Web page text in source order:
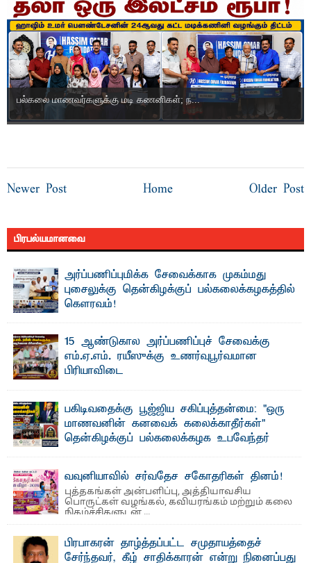
பல்கலை மாணவர்களுக்கு மடி கணனிகள்; ந...
Newer Post Older Post
Home
பிரபல்யமானவை
அர்ப்பணிப்புமிக்க சேவைக்காக முகம்மது
புசைலுக்கு தென்கிழக்குப் பல்கலைக்கழகத்தில்
கௌரவம்!
15 ஆண்டுகால அர்ப்பணிப்புச் சேவைக்கு
எம்.ஏ.எம். ரயீஸுக்கு உணர்வுபூர்வமான
பிரியாவிடை
பகிடிவதைக்கு பூஜ்ஜிய சகிப்புத்தன்மை: "ஒரு
மாணவனின் கனவைக் கலைக்காதீர்கள்" –
தென்கிழக்குப் பல்கலைக்கழக உபவேந்தர்
"ஒ ரு மாணவனின் அல்லது மாணவியின் கனவு என்னால்
கலைக்கப்படாது" என்ற உறுதியை ஒவ்வொரு மாணவரும் ...
வவுனியாவில் சர்வதேச சகோதரிகள் தினம்!
புத்தகங்கள் அன்பளிப்பு, அத்தியாவசிய
பொருட்கள் வழங்கல், கவியரங்கம் மற்றும் கலை
நிகழ்ச்சிகளுடன் ...
பிரபாகரன் தாழ்த்தப்பட்ட சமுதாயத்தைச்
சேர்ந்தவர், கீழ் சாதிக்காரன் என்று நினைப்பது